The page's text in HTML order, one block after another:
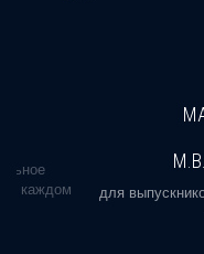
в каждом
для